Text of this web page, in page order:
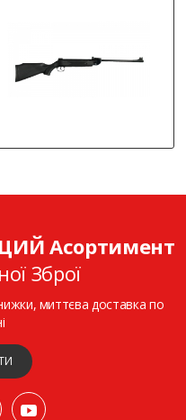
Асортимент
Зброї
миттєва доставка по